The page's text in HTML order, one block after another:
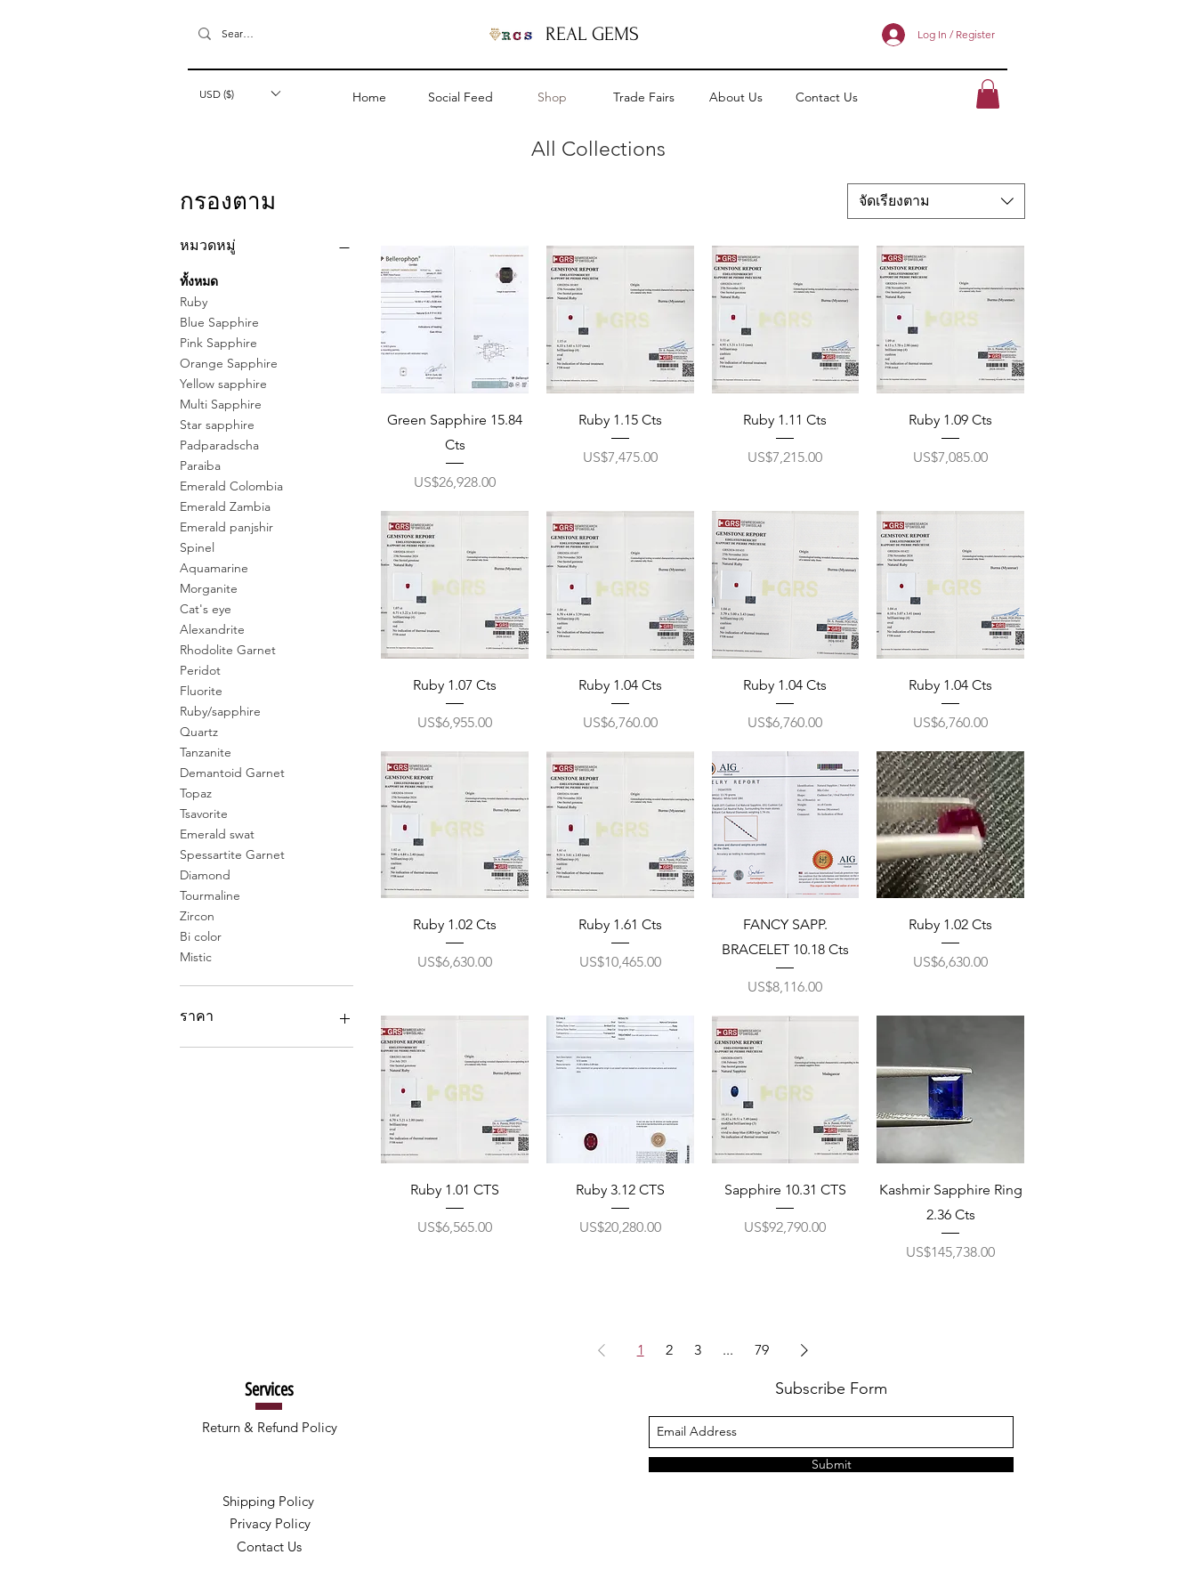
REAL GEMS Log In / Register
USD ($) Home Social Feed Shop Trade Fairs About Us Contact Us
All Collections
กรองตาม
หมวดหมู่
ทั้งหมด
Ruby
Blue Sapphire
Pink Sapphire
Orange Sapphire
Yellow sapphire
Multi Sapphire
Star sapphire
Padparadscha
Paraiba
Emerald Colombia
Emerald Zambia
Emerald panjshir
Spinel
Aquamarine
Morganite
Cat's eye
Alexandrite
Rhodolite Garnet
Peridot
Fluorite
Ruby/sapphire
Quartz
Tanzanite
Demantoid Garnet
Topaz
Tsavorite
Emerald swat
Spessartite Garnet
Diamond
Tourmaline
Zircon
Bi color
Mistic
ราคา
จัดเรียงตาม
Green Sapphire 15.84
Cts
ราคา
US$26,928.00
Ruby 1.15 Cts
ราคา
US$7,475.00
Ruby 1.11 Cts
ราคา
US$7,215.00
Ruby 1.09 Cts
ราคา
US$7,085.00
Ruby 1.07 Cts
ราคา
US$6,955.00
Ruby 1.04 Cts
ราคา
US$6,760.00
Ruby 1.04 Cts
ราคา
US$6,760.00
Ruby 1.04 Cts
ราคา
US$6,760.00
Ruby 1.02 Cts
ราคา
US$6,630.00
Ruby 1.61 Cts
ราคา
US$10,465.00
FANCY SAPP.
BRACELET 10.18 Cts
ราคา
US$8,116.00
Ruby 1.02 Cts
ราคา
US$6,630.00
Ruby 1.01 CTS
ราคา
US$6,565.00
Ruby 3.12 CTS
ราคา
US$20,280.00
Sapphire 10.31 CTS
ราคา
US$92,790.00
Kashmir Sapphire Ring
2.36 Cts
ราคา
US$145,738.00
1 2 3 ... 79
Services
Return & Refund Policy
Subscribe Form
Submit
Shipping Policy
Privacy Policy
Contact Us